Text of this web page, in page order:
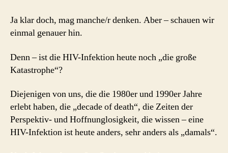
Ja klar doch, mag manche/r denken. Aber – schauen wir
einmal genauer hin.
Denn – ist die HIV-Infektion heute noch „die große
Katastrophe“?
Diejenigen von uns, die die 1980er und 1990er Jahre
erlebt haben, die „decade of death“, die Zeiten der
Perspektiv- und Hoffnunglosigkeit, die wissen – eine
HIV-Infektion ist heute anders, sehr anders als „damals“.